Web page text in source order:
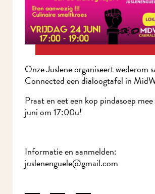
Onze Juslene organiseert wederom
Connected een dialoogtafel in
Praat en eet een kop pindasoep
juni om 17:00u!
Informatie en aanmelden:
juslenenguele@gmail.com